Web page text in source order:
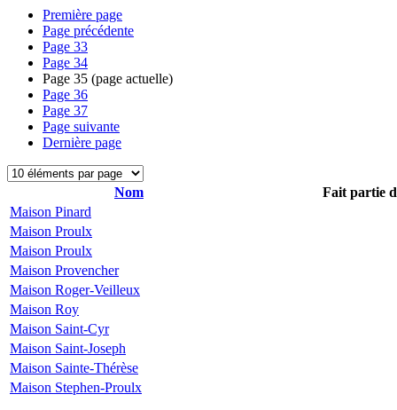
Première page
Page précédente
Page 33
Page 34
Page 35 (page actuelle)
Page 36
Page 37
Page suivante
Dernière page
Nom
Fait partie
Maison Pinard
Maison Proulx
Maison Proulx
Maison Provencher
Maison Roger-Veilleux
Maison Roy
Maison Saint-Cyr
Maison Saint-Joseph
Maison Sainte-Thérèse
Maison Stephen-Proulx